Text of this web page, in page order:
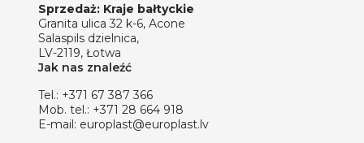
Sprzedaż: Kraje bałtyckie
Granita ulica 32 k-6, Acone
Salaspils dzielnica,
LV-2119, Łotwa
Jak nas znaleźć
Tel.: +371 67 387 366
Mob. tel.: +371 28 664 918
E-mail: europlast@europlast.lv